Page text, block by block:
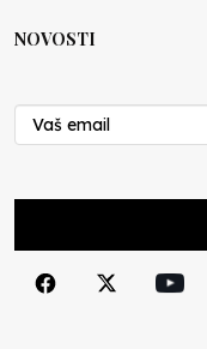
Nenad Veličković
29.10.2024
Cuke i djeca
NOVOSTI